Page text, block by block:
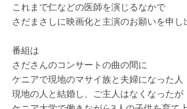
これまで仁などの医師を演じるなかで
さだまさしに映画化と主演のお願いを申し
番組は
さださんのコンサートの曲の間に
ケニアで現地のマサイ族と夫婦になった人
現地の人と結婚し、ご主人はなくなったが